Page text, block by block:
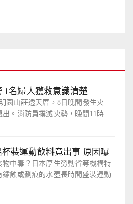
1名婦人獲救意識清楚
園山莊透天厝，8日晚間發生火
。消防員撲滅火勢，晚間11時
裝運動飲料竟出事 原因曝
物中毒？日本厚生勞動省等機構特
蝕或劃痕的水壺長時間盛裝運動